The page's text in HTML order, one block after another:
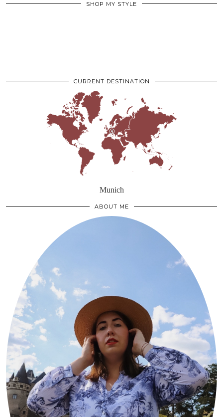
SHOP MY STYLE
CURRENT DESTINATION
Munich
ABOUT ME